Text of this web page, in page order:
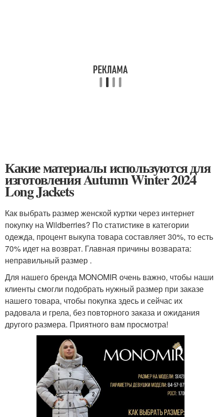
Какие материалы используются для
изготовления Autumn Winter 2024
Long Jackets
Как выбрать размер женской куртки через интернет
покупку на Wildberries? По статистике в категории
одежда, процент выкупа товара составляет 30%, то есть
70% идет на возврат. Главная причины возварата:
неправильный размер .
Для нашего бренда MONOMIR очень важно, чтобы наши
клиенты смогли подобрать нужный размер при заказе
нашего товара, чтобы покупка здесь и сейчас их
радовала и грела, без повторного заказа и ожидания
другого размера. Приятного вам просмотра!